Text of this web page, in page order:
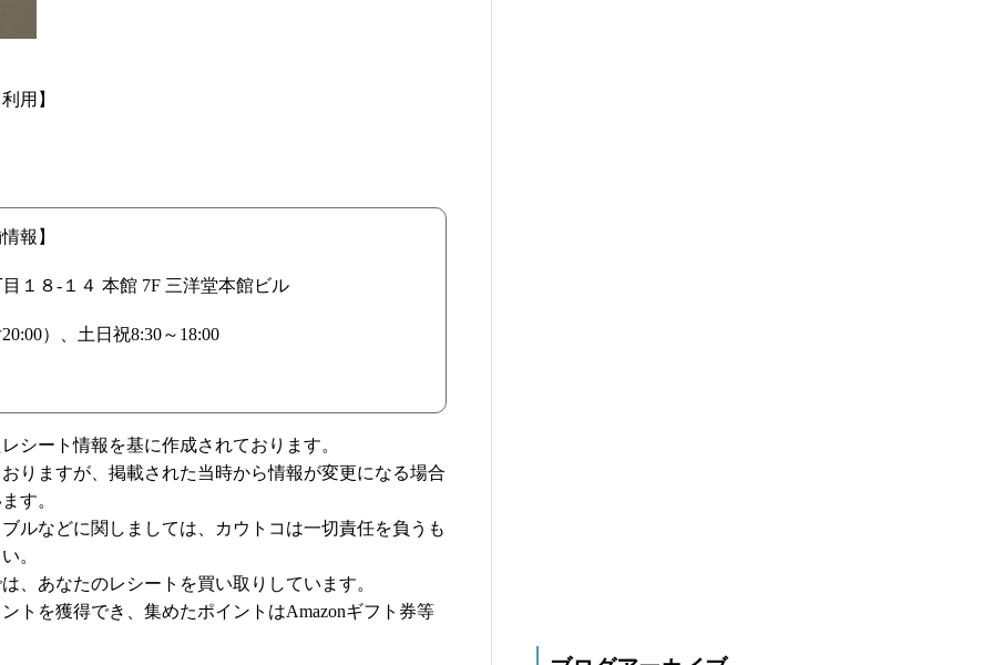
用】
報】
１８-１４ 本館 7F 三洋堂本館ビル
）、土日祝8:30～18:00
シート情報を基に作成されております。
りますが、掲載された当時から情報が変更になる場合
す。
ルなどに関しましては、カウトコは一切責任を負うも
。
、あなたのレシートを買い取りしています。
トを獲得でき、集めたポイントはAmazonギフト券等